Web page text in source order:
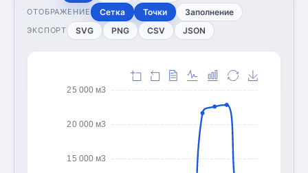
ОТОБРАЖЕНИЕ Сетка Точки Заполнение
ЭКСПОРТ SVG PNG CSV JSON
15 000 м3
20 000 м3
25 000 м3